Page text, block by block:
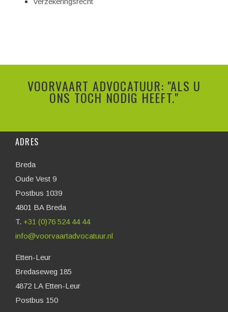
VOORVAART ADVOCATUUR: "ALS U
ONS TOCH NODIG HEEFT."
ADRES
Breda
Oude Vest 9
Postbus 1039
4801 BA Breda
T. +31 (0)76 524 44 44
info@voorvaartadvocatuur.nl
Etten-Leur
Bredaseweg 185
4872 LA Etten-Leur
Postbus 150